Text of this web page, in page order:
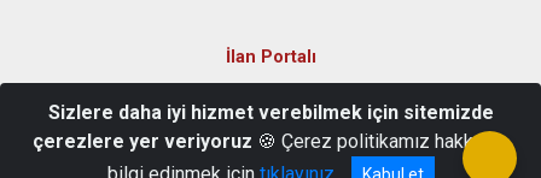
İlan Portalı
Cebrail Mah. 10 Aralık Cad. No : 24/1 Kastamonu/Türkiye
+90 (366) 214 11 22 (Santral)
Sizlere daha iyi hizmet verebilmek için sitemizde
çerezlere yer veriyoruz 🍪 Çerez politikamız hakkında